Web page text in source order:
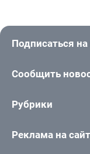
Подписаться
Сообщить
Рубрики
Реклама на